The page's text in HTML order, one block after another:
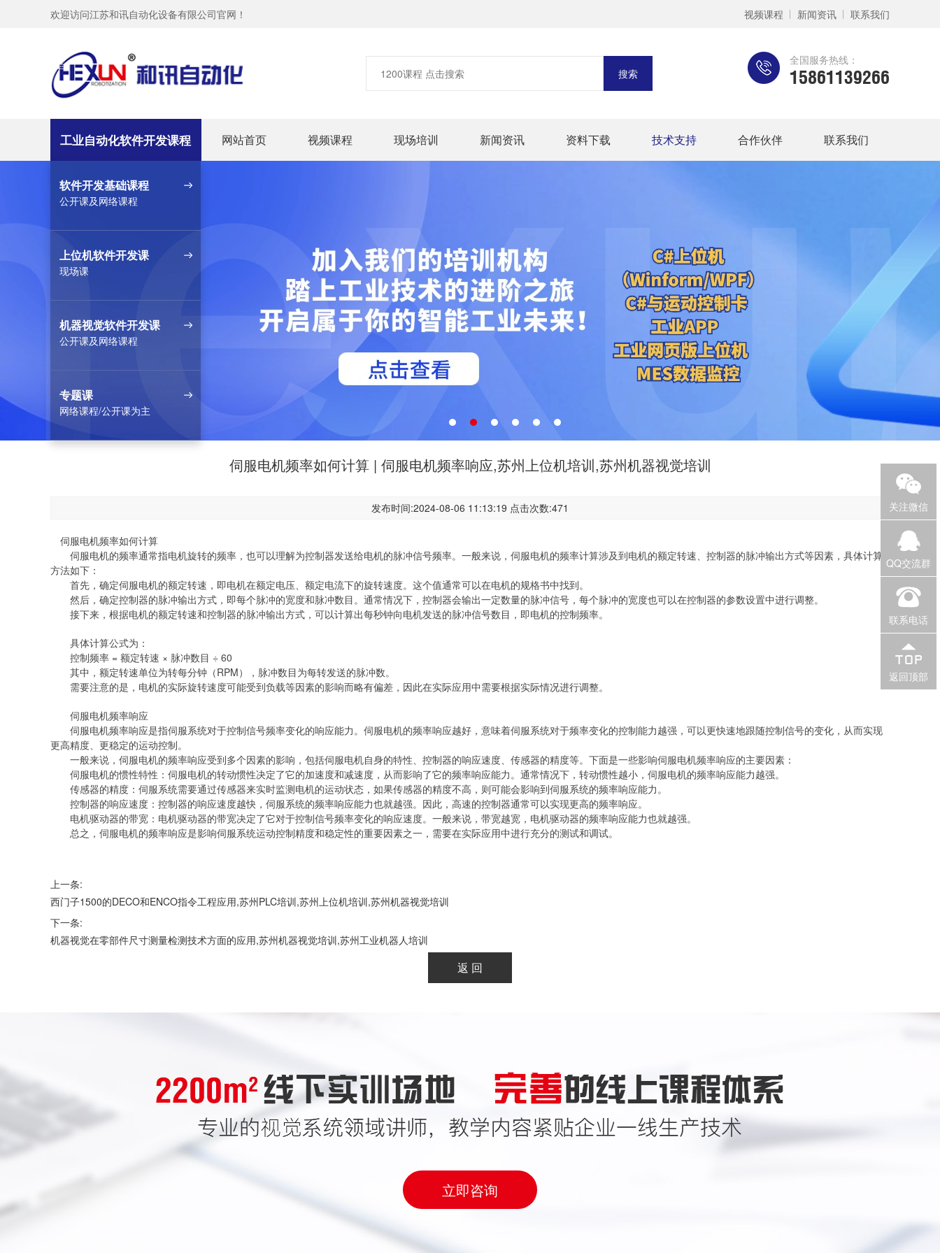
欢迎访问江苏和讯自动化设备有限公司官网！ 视频课程 新闻资讯 联系我们
全国服务热线：
15861139266
工业自动化软件开发课程
软件开发基础课程
公开课及网络课程
上位机软件开发课
现场课
机器视觉软件开发课
公开课及网络课程
专题课
网络课程/公开课为主
网站首页 视频课程 现场培训 新闻资讯 资料下载 技术支持 合作伙伴 联系我们
伺服电机频率如何计算 | 伺服电机频率响应,苏州上位机培训,苏州机器视觉培训
发布时间:2024-08-06 11:13:19 点击次数:471
伺服电机频率如何计算
伺服电机的频率通常指电机旋转的频率，也可以理解为控制器发送给电机的脉冲信号频率。一般来说，伺服电机的频率计算涉及到电机的额定转速、控制器的脉冲输出方式等因素，具体计算
方法如下：
首先，确定伺服电机的额定转速，即电机在额定电压、额定电流下的旋转速度。这个值通常可以在电机的规格书中找到。
然后，确定控制器的脉冲输出方式，即每个脉冲的宽度和脉冲数目。通常情况下，控制器会输出一定数量的脉冲信号，每个脉冲的宽度也可以在控制器的参数设置中进行调整。
接下来，根据电机的额定转速和控制器的脉冲输出方式，可以计算出每秒钟向电机发送的脉冲信号数目，即电机的控制频率。
具体计算公式为：
控制频率 = 额定转速 × 脉冲数目 ÷ 60
其中，额定转速单位为转每分钟（RPM），脉冲数目为每转发送的脉冲数。
需要注意的是，电机的实际旋转速度可能受到负载等因素的影响而略有偏差，因此在实际应用中需要根据实际情况进行调整。
伺服电机频率响应
伺服电机频率响应是指伺服系统对于控制信号频率变化的响应能力。伺服电机的频率响应越好，意味着伺服系统对于频率变化的控制能力越强，可以更快速地跟随控制信号的变化，从而实现
更高精度、更稳定的运动控制。
一般来说，伺服电机的频率响应受到多个因素的影响，包括伺服电机自身的特性、控制器的响应速度、传感器的精度等。下面是一些影响伺服电机频率响应的主要因素：
伺服电机的惯性特性：伺服电机的转动惯性决定了它的加速度和减速度，从而影响了它的频率响应能力。通常情况下，转动惯性越小，伺服电机的频率响应能力越强。
传感器的精度：伺服系统需要通过传感器来实时监测电机的运动状态，如果传感器的精度不高，则可能会影响到伺服系统的频率响应能力。
控制器的响应速度：控制器的响应速度越快，伺服系统的频率响应能力也就越强。因此，高速的控制器通常可以实现更高的频率响应。
电机驱动器的带宽：电机驱动器的带宽决定了它对于控制信号频率变化的响应速度。一般来说，带宽越宽，电机驱动器的频率响应能力也就越强。
总之，伺服电机的频率响应是影响伺服系统运动控制精度和稳定性的重要因素之一，需要在实际应用中进行充分的测试和调试。
上一条:
西门子1500的DECO和ENCO指令工程应用,苏州PLC培训,苏州上位机培训,苏州机器视觉培训
下一条:
机器视觉在零部件尺寸测量检测技术方面的应用,苏州机器视觉培训,苏州工业机器人培训
立即咨询
关注微信
QQ交流群
联系电话
返回顶部